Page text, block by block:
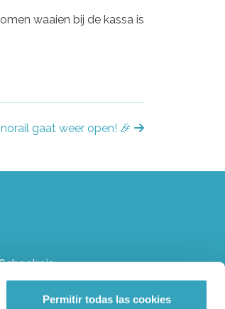
Permitir todas las cookies
waaien bij de kassa is
gaat weer open! 🎉
Klokkenluiderskanaal